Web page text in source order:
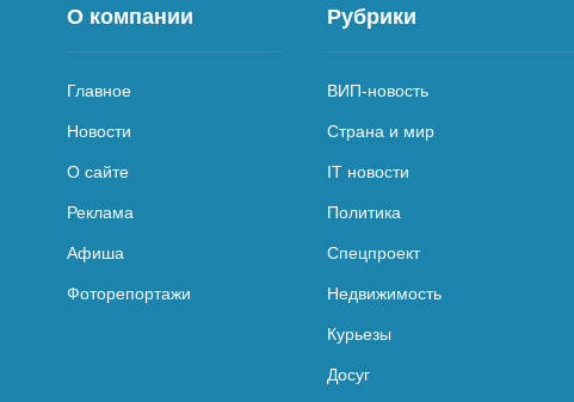
О компании
Главное
Новости
О сайте
Реклама
Афиша
Фоторепортажи
Рубрики
ВИП-новость
Страна и мир
IT новости
Политика
Спецпроект
Недвижимость
Курьезы
Досуг